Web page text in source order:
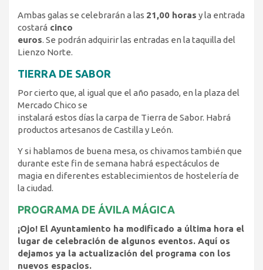
Ambas galas se celebrarán a las 21,00 horas y la entrada
costará cinco
euros. Se podrán adquirir las entradas en la taquilla del
Lienzo Norte.
TIERRA DE SABOR
Por cierto que, al igual que el año pasado, en la plaza del
Mercado Chico se
instalará estos días la carpa de Tierra de Sabor. Habrá
productos artesanos de Castilla y León.
Y si hablamos de buena mesa, os chivamos también que
durante este fin de semana habrá espectáculos de
magia en diferentes establecimientos de hostelería de
la ciudad.
PROGRAMA DE ÁVILA MÁGICA
¡Ojo! El Ayuntamiento ha modificado a última hora el
lugar de celebración de algunos eventos. Aquí os
dejamos ya la actualización del programa con los
nuevos espacios.